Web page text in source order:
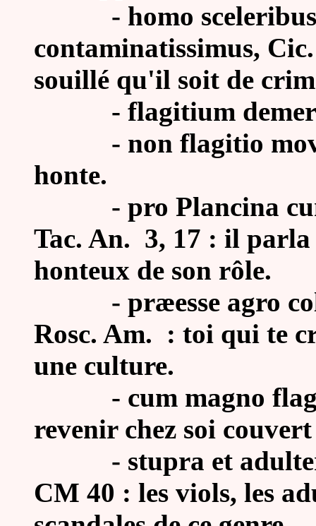
- homo
contaminatissimus,
souillé qu'il soit de
- flagitium demere,
- non flagitio
honte.
- pro Plancina cum
Tac. An. 3, 17 : il parla
honteux de son rôle.
- præesse agro
Rosc. Am. : toi qui te
une culture.
- cum magno
revenir chez soi
- stupra et
CM 40 : les viols, les